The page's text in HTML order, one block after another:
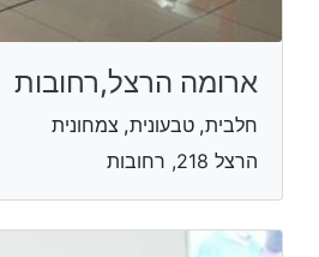
ארומה הרצל,רחובות
חלבית, טבעונית, צמחונית
הרצל 218, רחובות